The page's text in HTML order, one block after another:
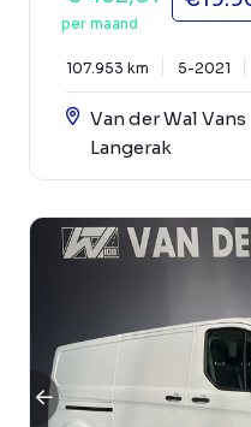
per maand
107.953 km 5-2021
Van der Wal Vans
Langerak